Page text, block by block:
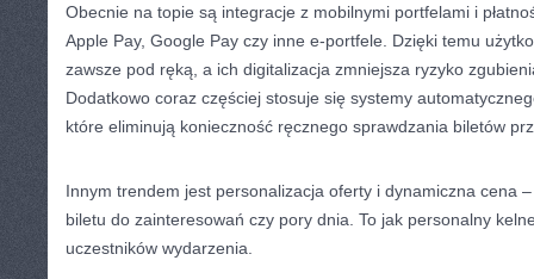
Obecnie na topie są integracje z mobilnymi portfelami i
Apple Pay, Google Pay czy inne e-portfele. Dzięki temu
zawsze pod ręką, a ich digitalizacja zmniejsza ryzyko
Dodatkowo coraz częściej stosuje się systemy
które eliminują konieczność ręcznego sprawdzania biletów
Innym trendem jest personalizacja oferty i dynamiczna cena
biletu do zainteresowań czy pory dnia. To jak personalny
uczestników wydarzenia.